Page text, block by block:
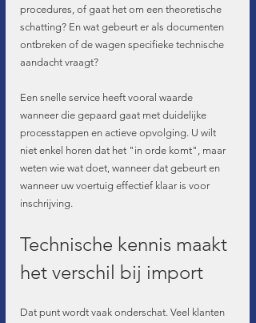
procedures, of gaat het om een theoretische
schatting? En wat gebeurt er als documenten
ontbreken of de wagen specifieke technische
aandacht vraagt?
Een snelle service heeft vooral waarde
wanneer die gepaard gaat met duidelijke
processtappen en actieve opvolging. U wilt
niet enkel horen dat het "in orde komt", maar
weten wie wat doet, wanneer dat gebeurt en
wanneer uw voertuig effectief klaar is voor
inschrijving.
Technische kennis maakt
het verschil bij import
Dat punt wordt vaak onderschat. Veel klanten